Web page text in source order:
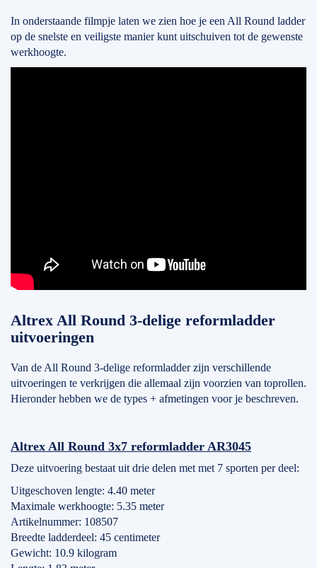
In onderstaande filmpje laten we zien hoe je een All Round ladder
op de snelste en veiligste manier kunt uitschuiven tot de gewenste
werkhoogte.
Altrex All Round 3-delige reformladder
uitvoeringen
Van de All Round 3-delige reformladder zijn verschillende
uitvoeringen te verkrijgen die allemaal zijn voorzien van toprollen.
Hieronder hebben we de types + afmetingen voor je beschreven.
Altrex All Round 3x7 reformladder AR3045
Deze uitvoering bestaat uit drie delen met met 7 sporten per deel:
Uitgeschoven lengte: 4.40 meter
Maximale werkhoogte: 5.35 meter
Artikelnummer: 108507
Breedte ladderdeel: 45 centimeter
Gewicht: 10.9 kilogram